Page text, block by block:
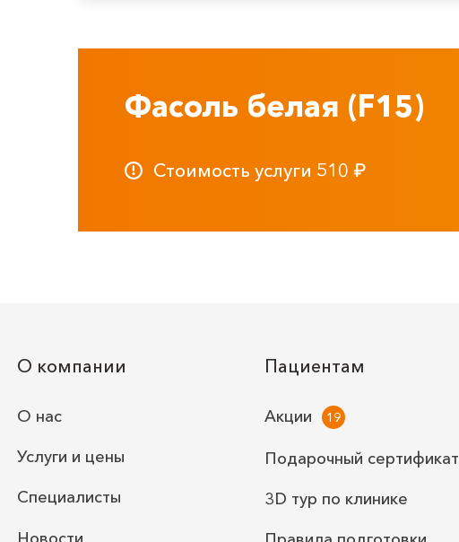
Фасоль белая (F15)
Стоимость услуги 510 ₽
О компании
О нас
Услуги и цены
Специалисты
Пациентам
Акции
Подарочный сертификат
3D тур по клинике